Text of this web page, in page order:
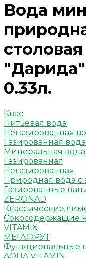
Вода
"Дарида"
0.33л.
Квас
Питьевая вода
Негазированная
Газированная вода
Минеральная вода
Газированная
Негазированная
Природная вода с
Газированные
ZERONAD
Классические
Сокосодержащие
VITAMIX
МЕГАФРУТ
Функциональные